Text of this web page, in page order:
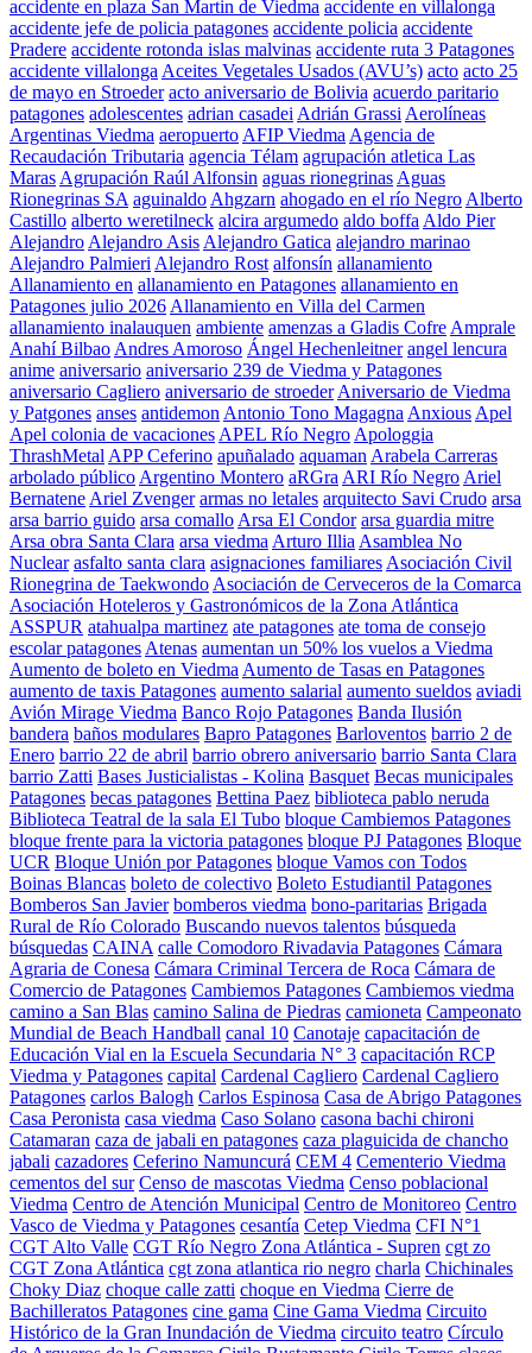
accidente en plaza San Martin de Viedma accidente en villalonga
accidente jefe de policia patagones accidente policia accidente
Pradere accidente rotonda islas malvinas accidente ruta 3 Patagones
accidente villalonga Aceites Vegetales Usados (AVU’s) acto acto 25
de mayo en Stroeder acto aniversario de Bolivia acuerdo paritario
patagones adolescentes adrian casadei Adrián Grassi Aerolíneas
Argentinas Viedma aeropuerto AFIP Viedma Agencia de
Recaudación Tributaria agencia Télam agrupación atletica Las
Maras Agrupación Raúl Alfonsin aguas rionegrinas Aguas
Rionegrinas SA aguinaldo Ahgzarn ahogado en el río Negro Alberto
Castillo alberto weretilneck alcira argumedo aldo boffa Aldo Pier
Alejandro Alejandro Asis Alejandro Gatica alejandro marinao
Alejandro Palmieri Alejandro Rost alfonsín allanamiento
Allanamiento en allanamiento en Patagones allanamiento en
Patagones julio 2026 Allanamiento en Villa del Carmen
allanamiento inalauquen ambiente amenzas a Gladis Cofre Amprale
Anahí Bilbao Andres Amoroso Ángel Hechenleitner angel lencura
anime aniversario aniversario 239 de Viedma y Patagones
aniversario Cagliero aniversario de stroeder Aniversario de Viedma
y Patgones anses antidemon Antonio Tono Magagna Anxious Apel
Apel colonia de vacaciones APEL Río Negro Apologgia
ThrashMetal APP Ceferino apuñalado aquaman Arabela Carreras
arbolado público Argentino Montero aRGra ARI Río Negro Ariel
Bernatene Ariel Zvenger armas no letales arquitecto Savi Crudo arsa
arsa barrio guido arsa comallo Arsa El Condor arsa guardia mitre
Arsa obra Santa Clara arsa viedma Arturo Illia Asamblea No
Nuclear asfalto santa clara asignaciones familiares Asociación Civil
Rionegrina de Taekwondo Asociación de Cerveceros de la Comarca
Asociación Hoteleros y Gastronómicos de la Zona Atlántica
ASSPUR atahualpa martinez ate patagones ate toma de consejo
escolar patagones Atenas aumentan un 50% los vuelos a Viedma
Aumento de boleto en Viedma Aumento de Tasas en Patagones
aumento de taxis Patagones aumento salarial aumento sueldos aviadi
Avión Mirage Viedma Banco Rojo Patagones Banda Ilusión
bandera baños modulares Bapro Patagones Barloventos barrio 2 de
Enero barrio 22 de abril barrio obrero aniversario barrio Santa Clara
barrio Zatti Bases Justicialistas - Kolina Basquet Becas municipales
Patagones becas patagones Bettina Paez biblioteca pablo neruda
Biblioteca Teatral de la sala El Tubo bloque Cambiemos Patagones
bloque frente para la victoria patagones bloque PJ Patagones Bloque
UCR Bloque Unión por Patagones bloque Vamos con Todos
Boinas Blancas boleto de colectivo Boleto Estudiantil Patagones
Bomberos San Javier bomberos viedma bono-paritarias Brigada
Rural de Río Colorado Buscando nuevos talentos búsqueda
búsquedas CAINA calle Comodoro Rivadavia Patagones Cámara
Agraria de Conesa Cámara Criminal Tercera de Roca Cámara de
Comercio de Patagones Cambiemos Patagones Cambiemos viedma
camino a San Blas camino Salina de Piedras camioneta Campeonato
Mundial de Beach Handball canal 10 Canotaje capacitación de
Educación Vial en la Escuela Secundaria N° 3 capacitación RCP
Viedma y Patagones capital Cardenal Cagliero Cardenal Cagliero
Patagones carlos Balogh Carlos Espinosa Casa de Abrigo Patagones
Casa Peronista casa viedma Caso Solano casona bachi chironi
Catamaran caza de jabali en patagones caza plaguicida de chancho
jabali cazadores Ceferino Namuncurá CEM 4 Cementerio Viedma
cementos del sur Censo de mascotas Viedma Censo poblacional
Viedma Centro de Atención Municipal Centro de Monitoreo Centro
Vasco de Viedma y Patagones cesantía Cetep Viedma CFI N°1
CGT Alto Valle CGT Río Negro Zona Atlántica - Supren cgt zo
CGT Zona Atlántica cgt zona atlantica rio negro charla Chichinales
Choky Diaz choque calle zatti choque en Viedma Cierre de
Bachilleratos Patagones cine gama Cine Gama Viedma Circuito
Histórico de la Gran Inundación de Viedma circuito teatro Círculo